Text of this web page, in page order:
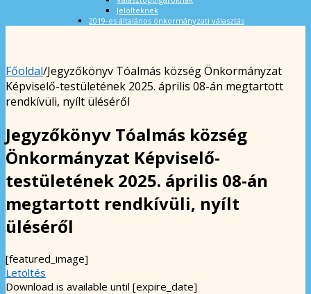
Jelölteknek
2019-es általános önkormányzati választás
Főoldal/Jegyzőkönyv Tóalmás község Önkormányzat
Képviselő-testületének 2025. április 08-án megtartott
rendkívüli, nyílt üléséről
Jegyzőkönyv Tóalmás község
Önkormányzat Képviselő-
testületének 2025. április 08-án
megtartott rendkívüli, nyílt
üléséről
[featured_image]
Letöltés
Download is available until [expire_date]